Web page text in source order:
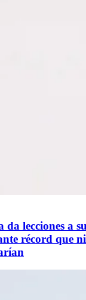
lecciones a
récord que